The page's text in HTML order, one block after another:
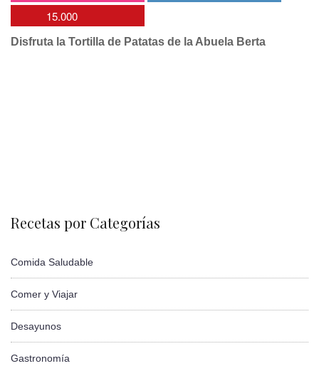
15.000
Disfruta la Tortilla de Patatas de la Abuela Berta
Recetas por Categorías
Comida Saludable
Comer y Viajar
Desayunos
Gastronomía